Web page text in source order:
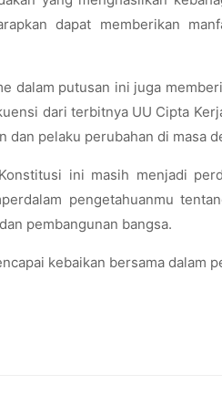
dapat memberikan
dalam putusan ini juga
dari terbitnya UU Cipta
dan pelaku perubahan di masa
ini masih menjadi
pengetahuanmu
pembangunan bangsa.
kebaikan bersama dalam